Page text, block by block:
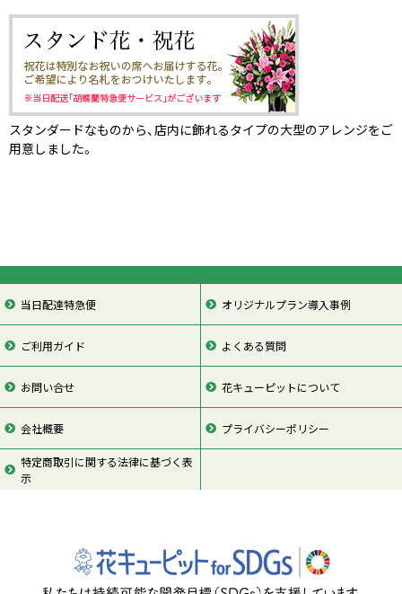
スタンダードなものから、店内に飾れるタイプの大型のアレンジをご
用意しました。
当日配達特急便 オリジナルプラン導入事例
ご利用ガイド よくある質問
お問い合せ 花キューピットについて
会社概要 プライバシーポリシー
特定商取引に関する法律に基づく表
示
ページの先頭